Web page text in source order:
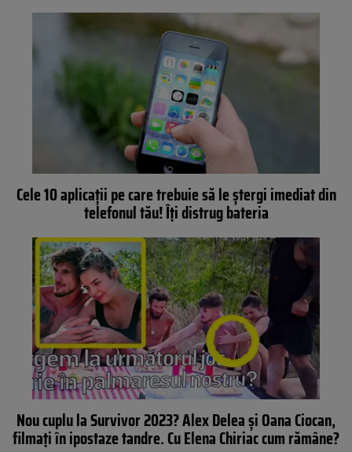
Cele 10 aplicaţii pe care trebuie să le ştergi imediat din
telefonul tău! Îţi distrug bateria
Nou cuplu la Survivor 2023? Alex Delea și Oana Ciocan,
filmați în ipostaze tandre. Cu Elena Chiriac cum rămâne?